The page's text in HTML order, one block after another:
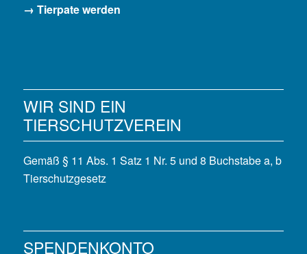
→ Tierpate werden
WIR SIND EIN
TIERSCHUTZVEREIN
Gemäß § 11 Abs. 1 Satz 1 Nr. 5 und 8 Buchstabe a, b
Tierschutzgesetz
SPENDENKONTO